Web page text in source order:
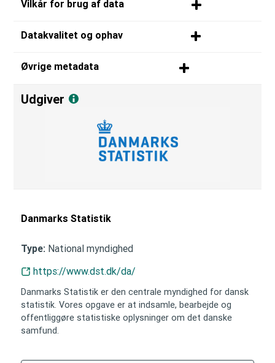
Vilkår for brug af data
Datakvalitet og ophav
Øvrige metadata
Udgiver
Danmarks Statistik
Type: National myndighed
https://www.dst.dk/da/
Danmarks Statistik er den centrale myndighed for dansk
statistik. Vores opgave er at indsamle, bearbejde og
offentliggøre statistiske oplysninger om det danske
samfund.